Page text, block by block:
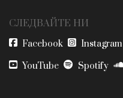
СЛЕДВАЙТЕ НИ
Facebook Instagram
YouTube
Spotify